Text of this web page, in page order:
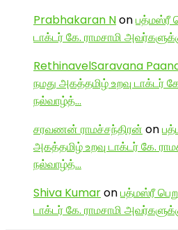
Prabhakaran Nonபத்மஸ்ரீ
டாக்டர் கே. ராமசாமி
RethinavelSaravana
நமது அகத்தமிழ் உறவு டாக்டர்
நல்வாழ்த்…
சரவணன் ராமச்சந்திரன் on
அகத்தமிழ் உறவு டாக்டர் கே.
நல்வாழ்த்…
Shiva Kumaronபத்மஸ்ரீ
டாக்டர் கே. ராமசாமி